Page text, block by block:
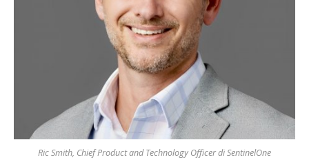
Ric Smith, Chief Product and Technology Officer di SentinelOne